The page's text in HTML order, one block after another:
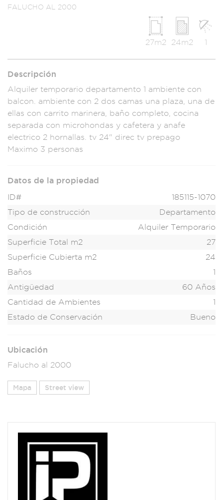
FALUCHO AL 2000
1
24m2
27m2
Descripción
Alquiler temporario departamento 1 ambiente con
ba lcon. ambiente con 2 dos camas una plaza, una de
ellas con carrito marinera , baño completo , cocina
separada con microhondas y cafetera y anafe
electrico 2 hornallas. tv 24" direc tv prepago
Maximo 3 personas
Datos de la propiedad
ID#
185115-1070
Tipo de construcción
Departamento
Condición
Alquiler Temporario
Superficie Total m2
27
Superficie Cubierta m2
24
Baños
1
Antigüedad
60 Años
Cantidad de Ambientes
1
Estado de Conservación
Bueno
Ubicación
Falucho al 2000
Mapa Street view